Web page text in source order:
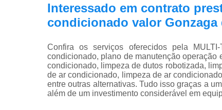
Interessado em contrato
condicionado valor Gonzaga
Confira os serviços oferecidos pela
condicionado, plano de manutenção operação
condicionado, limpeza de dutos robotizada,
de ar condicionado, limpeza de ar
entre outras alternativas. Tudo isso graças a
além de um investimento considerável em